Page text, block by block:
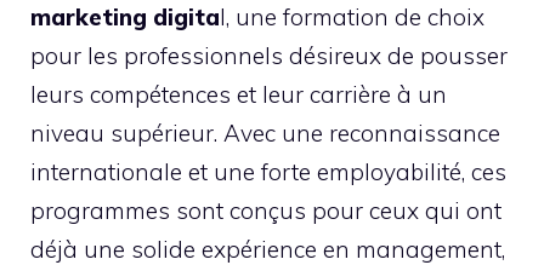
marketing digital, une formation de choix
pour les professionnels désireux de pousser
leurs compétences et leur carrière à un
niveau supérieur. Avec une reconnaissance
internationale et une forte employabilité, ces
programmes sont conçus pour ceux qui ont
déjà une solide expérience en management,